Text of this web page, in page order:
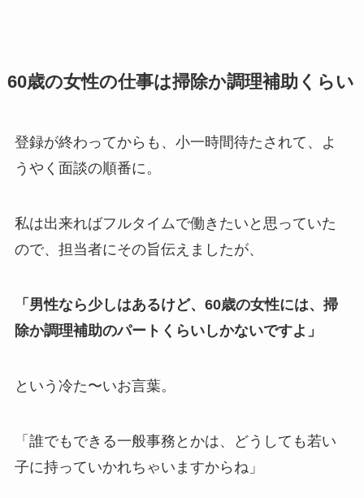
60歳の女性の仕事は掃除か調理補助くらい
登録が終わってからも、小一時間待たされて、よ
うやく面談の順番に。
私は出来ればフルタイムで働きたいと思っていた
ので、担当者にその旨伝えましたが、
「男性なら少しはあるけど、60歳の女性には、掃
除か調理補助のパートくらいしかないですよ」
という冷た〜いお言葉。
「誰でもできる一般事務とかは、どうしても若い
子に持っていかれちゃいますからね」